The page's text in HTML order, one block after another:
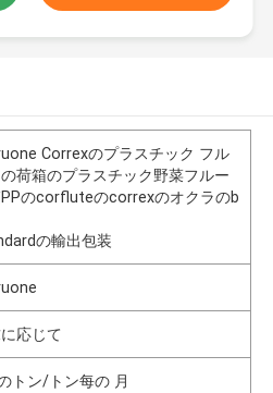
Correxのプラスチック フル
荷箱のプラスチック野菜フルー
のcorfluteのcorrexのオクラのb
の輸出包装
応じて
トン/トン每の 月